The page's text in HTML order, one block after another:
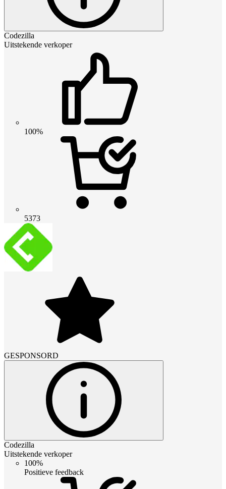
Codezilla
Uitstekende verkoper
100%
5373
GESPONSORD
Codezilla
Uitstekende verkoper
100%
Positieve feedback